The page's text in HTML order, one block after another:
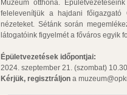
Múzeum otthona.
felelevenítjük a hajdani főigazgató
nézeteket. Sétánk során
látogatóink figyelmét a főváros egyik
Épületvezetések időpontjai:
2024. szeptember 21. (szombat)
Kérjük, regisztráljon a